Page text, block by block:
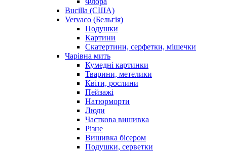
Bucilla (США)
Vervaco (Бельгія)
Подушки
Картини
Скатертини, серфетки, мішечки
Чарiвна мить
Кумедні картинки
Тварини, метелики
Квіти, рослини
Пейзажі
Натюрморти
Люди
Часткова вишивка
Різне
Вишивка бісером
Подушки, серветки